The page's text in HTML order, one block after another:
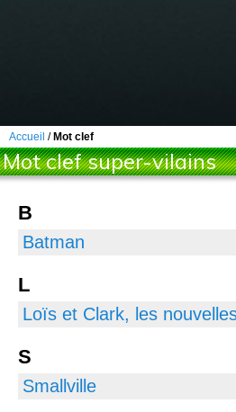
Accueil / Mot clef
Mot clef super-vilains
B
Batman
L
S
Smallville